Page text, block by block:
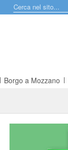
Borgo a Mozzano